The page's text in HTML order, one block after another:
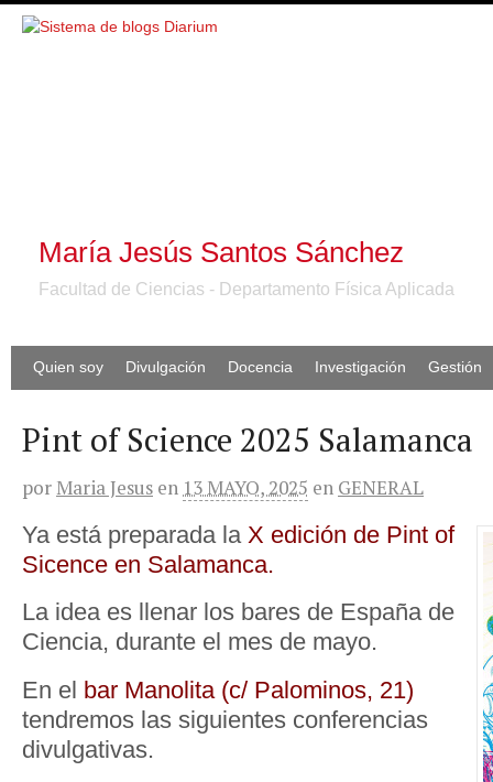
María Jesús Santos Sánchez
Facultad de Ciencias - Departamento Física Aplicada
Quien soy Divulgación Docencia Investigación Gestión
Pint of Science 2025 Salamanca
por Maria Jesus en 13 MAYO, 2025 en GENERAL
Ya está preparada la X edición de Pint of
Sicence en Salamanca.
La idea es llenar los bares de España de
Ciencia, durante el mes de mayo.
En el bar Manolita (c/ Palominos, 21)
tendremos las siguientes conferencias
divulgativas.